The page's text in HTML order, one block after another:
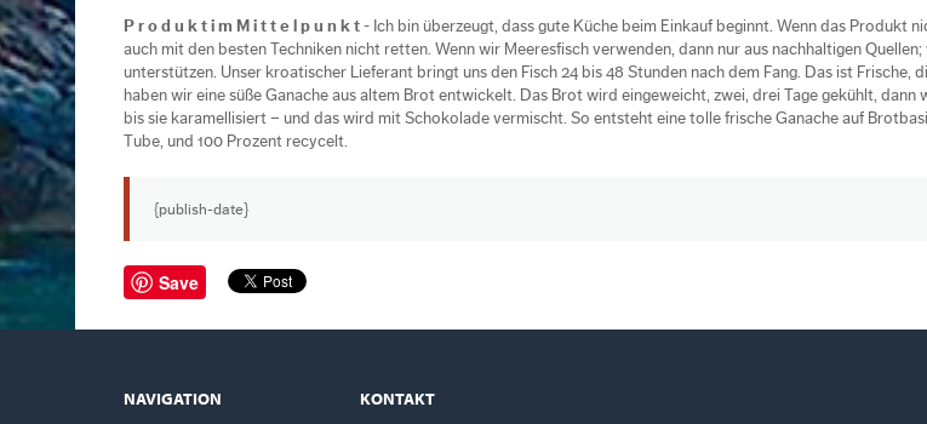
P r o d u k t i m M i t t e l p u n k t - Ich bin überzeugt, dass gute Küche beim Einkauf beginnt. Wenn das Produkt
auch mit den besten Techniken nicht retten. Wenn wir Meeresfisch verwenden, dann nur aus nachhaltigen
unterstützen. Unser kroatischer Lieferant bringt uns den Fisch 24 bis 48 Stunden nach dem Fang. Das ist Frische,
haben wir eine süße Ganache aus altem Brot entwickelt. Das Brot wird eingeweicht, zwei, drei Tage gekühlt, dann
bis sie karamellisiert – und das wird mit Schokolade vermischt. So entsteht eine tolle frische Ganache auf
Tube, und 100 Prozent recycelt.
{publish-date}
Save
NAVIGATION KONTAKT